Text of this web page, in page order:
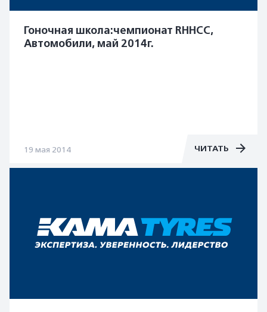
Гоночная школа:чемпионат RHHCC,
Автомобили, май 2014г.
19 мая 2014 ЧИТАТЬ